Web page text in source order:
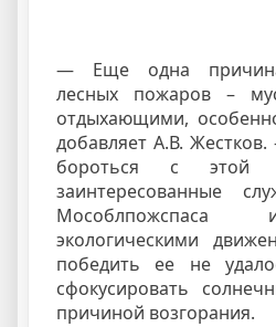
— Еще одна причина
лесных пожаров –
отдыхающими,
добавляет А.В.
бороться с этой
заинтересованные
Мособлпожспаса
экологическими
победить ее не
сфокусировать
причиной возгорания.